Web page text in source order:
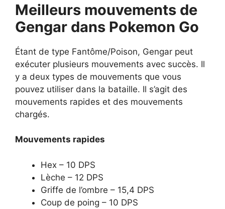
Meilleurs mouvements de
Gengar dans Pokemon Go
Étant de type Fantôme/Poison, Gengar peut
exécuter plusieurs mouvements avec succès. Il
y a deux types de mouvements que vous
pouvez utiliser dans la bataille. Il s’agit des
mouvements rapides et des mouvements
chargés.
Mouvements rapides
Hex – 10 DPS
Lèche – 12 DPS
Griffe de l’ombre – 15,4 DPS
Coup de poing – 10 DPS